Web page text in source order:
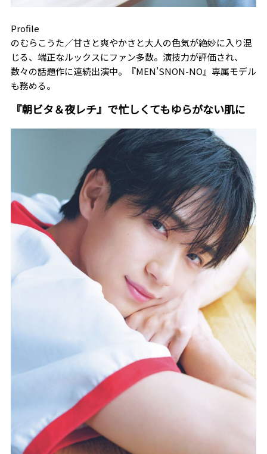
Profile
のむらこうた／甘さと爽やかさと大人の色気が絶妙に入り混
じる、端正なルックスにファン多数。演技力が評価され、
数々の話題作に連続出演中。『MEN’SNON-NO』専属モデル
も務める。
『朝ビタ＆夜レチ』で忙しくてもゆらがない肌に